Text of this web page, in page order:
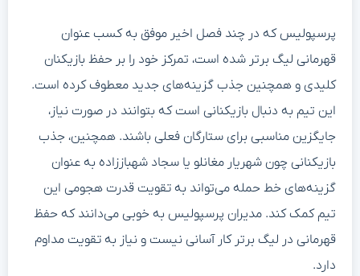
پرسپولیس که در چند فصل اخیر موفق به کسب عنوان
قهرمانی لیگ برتر شده است، تمرکز خود را بر حفظ بازیکنان
کلیدی و همچنین جذب گزینه‌های جدید معطوف کرده است.
این تیم به دنبال بازیکنانی است که بتوانند در صورت نیاز،
جایگزین مناسبی برای ستارگان فعلی باشند. همچنین، جذب
بازیکنانی چون شهریار مغانلو یا سجاد شهباززاده به عنوان
گزینه‌های خط حمله می‌تواند به تقویت قدرت هجومی این
تیم کمک کند. مدیران پرسپولیس به خوبی می‌دانند که حفظ
قهرمانی در لیگ برتر کار آسانی نیست و نیاز به تقویت مداوم
دارد.